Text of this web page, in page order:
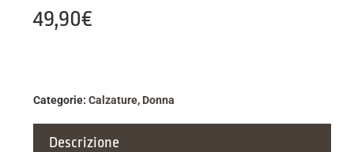
49,90€
Categorie: Calzature, Donna
Descrizione